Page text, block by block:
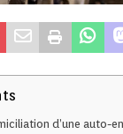
d’une auto-